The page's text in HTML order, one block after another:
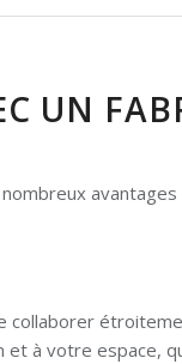
UN
collaborer
à votre espace,